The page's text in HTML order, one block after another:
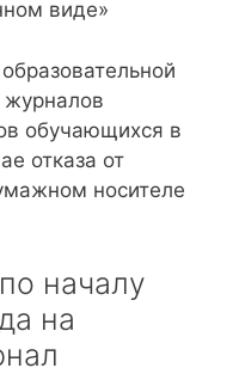
виде»
журналов
обучающихся в
отказа от
носителе
началу
на